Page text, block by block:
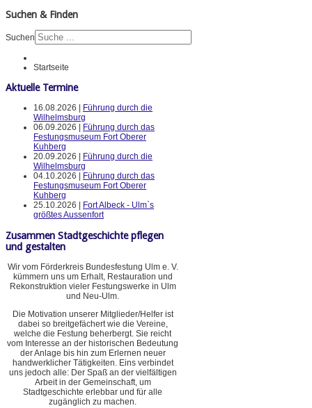
Suchen & Finden
Suchen
Startseite
Aktuelle Termine
16.08.2026 |
Führung durch die
Wilhelmsburg
06.09.2026 |
Führung durch das
Festungsmuseum Fort Oberer
Kuhberg
20.09.2026 |
Führung durch die
Wilhelmsburg
04.10.2026 |
Führung durch das
Festungsmuseum Fort Oberer
Kuhberg
25.10.2026 |
Fort Albeck - Ulm`s
größtes Aussenfort
Zusammen Stadtgeschichte pflegen
und gestalten
Wir vom Förderkreis Bundesfestung Ulm e. V.
kümmern uns um Erhalt, Restauration und
Rekonstruktion vieler Festungswerke in Ulm
und Neu-Ulm.
Die Motivation unserer Mitglieder/Helfer ist
dabei so breitgefächert wie die Vereine,
welche die Festung beherbergt. Sie reicht
vom Interesse an der historischen Bedeutung
der Anlage bis hin zum Erlernen neuer
handwerklicher Tätigkeiten. Eins verbindet
uns jedoch alle: Der Spaß an der vielfältigen
Arbeit in der Gemeinschaft, um
Stadtgeschichte erlebbar und für alle
zugänglich zu machen.